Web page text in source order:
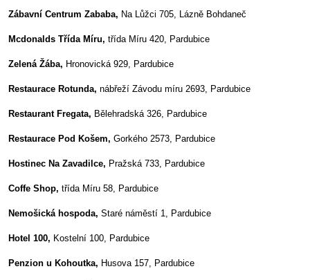
Zábavní Centrum Zababa, Na Lůžci 705, Lázně Bohdaneč
Mcdonalds Třída Míru,třída Míru 420, Pardubice
Zelená Žába, Hronovická 929, Pardubice
Restaurace Rotunda,nábřeží Závodu míru 2693, Pardubice
Restaurant Fregata, Bělehradská 326, Pardubice
Restaurace Pod Košem,Gorkého 2573, Pardubice
Hostinec Na Zavadilce, Pražská 733, Pardubice
Coffe Shop,třída Míru 58, Pardubice
Nemošická hospoda,Staré náměstí 1, Pardubice
Hotel 100, Kostelní 100, Pardubice
Penzion u Kohoutka, Husova 157, Pardubice